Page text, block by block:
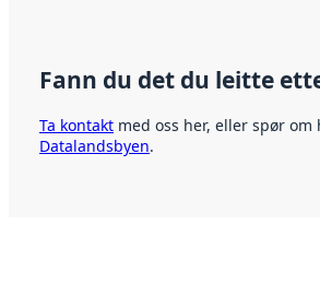
Fann du det du leitte
Ta kontakt med oss her, eller spør om
Datalandsbyen.